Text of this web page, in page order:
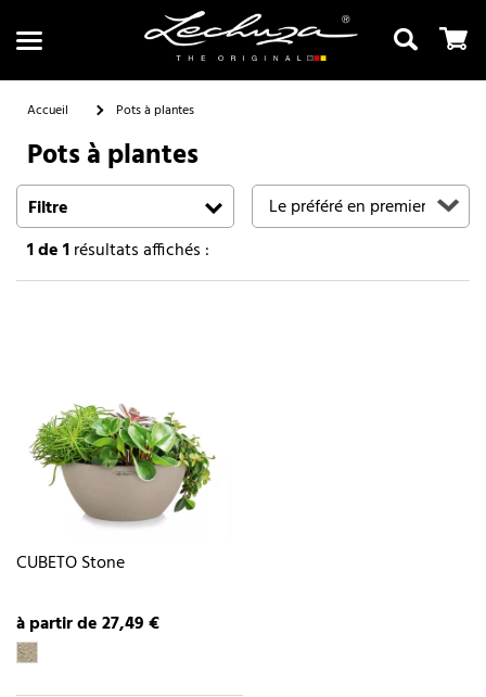
Recherche
Accueil Pots à plantes
Pots à plantes
Filtre
1de 1résultats affichés :
CUBETO Stone
à partir de 27,49 €